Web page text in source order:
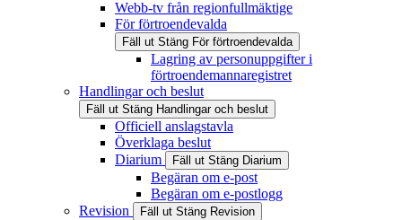
Webb-tv från regionfullmäktige
För förtroendevalda
Fäll ut Stäng För förtroendevalda
Lagring av personuppgifter i
förtroendemannaregistret
Handlingar och beslut
Fäll ut Stäng Handlingar och beslut
Officiell anslagstavla
Överklaga beslut
Diarium
Fäll ut Stäng Diarium
Begäran om e-post
Begäran om e-postlogg
Revision
Fäll ut Stäng Revision